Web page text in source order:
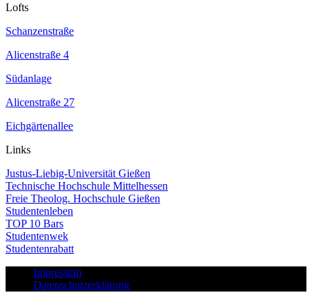
Lofts
Schanzenstraße
Alicenstraße 4
Südanlage
Alicenstraße 27
Eichgärtenallee
Links
Justus-Liebig-Universität Gießen
Technische Hochschule Mittelhessen
Freie Theolog. Hochschule Gießen
Studentenleben
TOP 10 Bars
Studentenwek
Studentenrabatt
Impressum
Datenschutzerklärung